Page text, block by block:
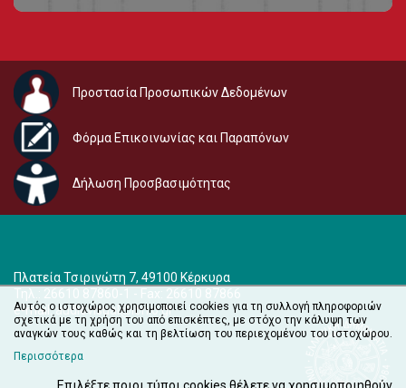
Προστασία Προσωπικών Δεδομένων
Φόρμα Επικοινωνίας και Παραπόνων
Δήλωση Προσβασιμότητας
Πλατεία Τσιριγώτη 7, 49100 Κέρκυρα
Τηλ.: 26610 87860-1 - Fax: 26610 87866
e-mail:audiovisual@ionio.gr
Αυτός ο ιστοχώρος χρησιμοποιεί cookies για τη συλλογή πληροφοριών
σχετικά με τη χρήση του από επισκέπτες, με στόχο την κάλυψη των
αναγκών τους καθώς και τη βελτίωση του περιεχομένου του ιστοχώρου.
Περισσότερα